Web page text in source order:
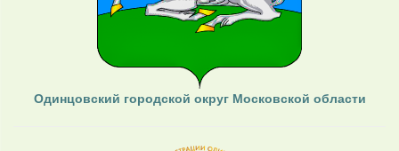
Одинцовский городской округ Московской области